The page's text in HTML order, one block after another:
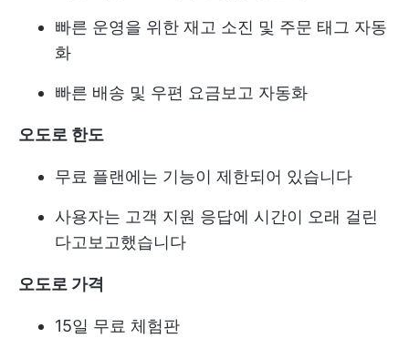
빠른 운영을 위한 재고 소진 및 주문 태그 자동
화
빠른 배송 및 우편 요금보고 자동화
오도로 한도
무료 플랜에는 기능이 제한되어 있습니다
사용자는 고객 지원 응답에 시간이 오래 걸린
다고보고했습니다
오도로 가격
15일 무료 체험판